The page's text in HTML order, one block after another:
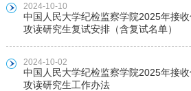
2024-10-10
中国人民大学纪检监察学院2025年接
攻读研究生复试安排（含复试名单）
2024-10-02
中国人民大学纪检监察学院2025年接
攻读研究生工作办法